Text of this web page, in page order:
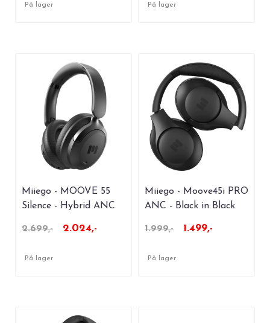
På lager På lager
Miiego - MOOVE 55
Silence - Hybrid ANC
2.699,-
2.024,-
På lager
Miiego - Moove45i PRO
ANC - Black in Black
1.999,- 1.499,-
På lager